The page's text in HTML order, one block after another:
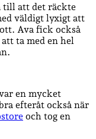
till att det räckte
väldigt lyxigt att
Ava fick också
ta med en hel
en mycket
efteråt också när
och tog en